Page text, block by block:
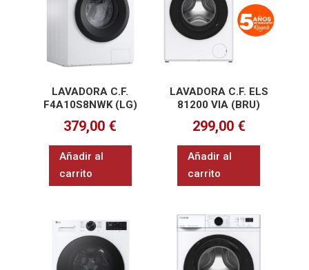
LAVADORA C.F.
F4A10S8NWK (LG)
379,00 €
Añadir al
carrito
LAVADORA C.F. ELS
81200 VIA (BRU)
299,00 €
Añadir al
carrito